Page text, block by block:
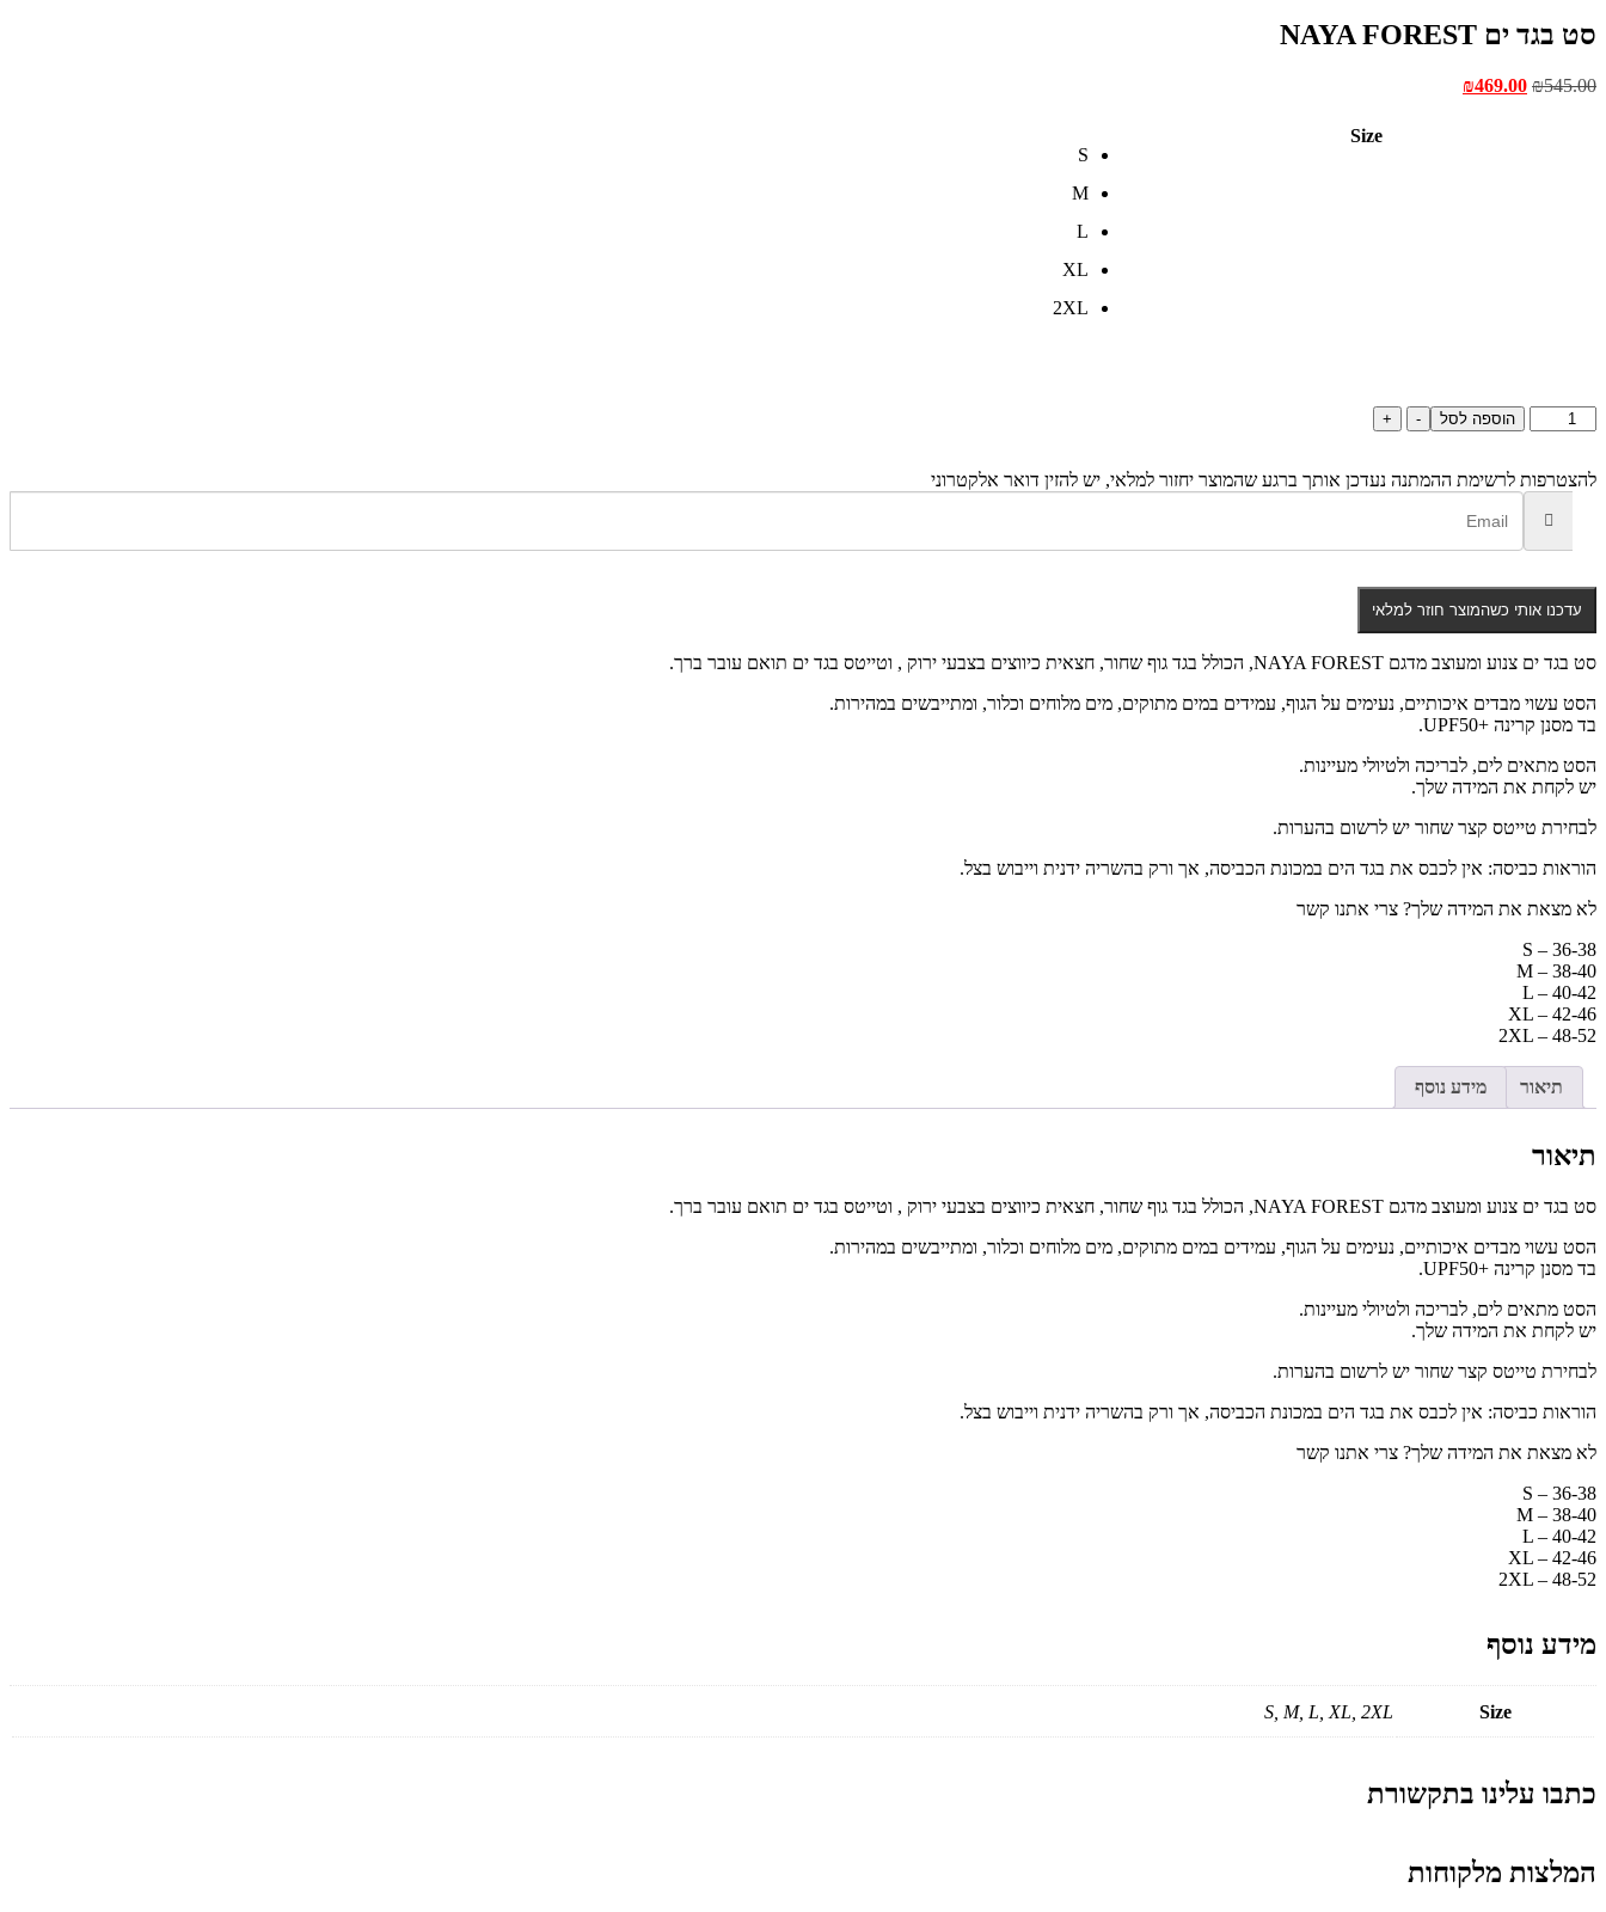
סט בגד ים NAYA FOREST
₪545.00
המחיר ₪469.00
Size
S
M
L
XL
2XL
-
כמות
של
בגד
NAYA
FOREST
+ הוספה לסל
להצטרפות לרשימת ההמתנה נעדכן אותך ברגע שהמוצר יחזור למלאי, יש להזין דואר אלקטרוני
עדכנו אותי כשהמוצר חוזר למלאי
סט בגד ים צנוע ומעוצב מדגם NAYA FOREST, הכולל בגד גוף שחור, חצאית כיווצים בצבעי ירוק , וטייטס בגד ים תואם עובר ברך.
הסט עשוי מבדים איכותיים, נעימים על הגוף, עמידים במים מתוקים, מים מלוחים וכלור, ומתייבשים במהירות.
בד מסנן קרינה +UPF50.
הסט מתאים לים, לבריכה ולטיולי מעיינות.
יש לקחת את המידה שלך.
לבחירת טייטס קצר שחור יש לרשום בהערות.
הוראות כביסה: אין לכבס את בגד הים במכונת הכביסה, אך ורק בהשריה ידנית וייבוש בצל.
לא מצאת את המידה שלך? צרי אתנו קשר
S – 36-38
M – 38-40
L – 40-42
XL – 42-46
2XL – 48-52
תיאור מידע נוסף
תיאור
סט בגד ים צנוע ומעוצב מדגם NAYA FOREST, הכולל בגד גוף שחור, חצאית כיווצים בצבעי ירוק , וטייטס בגד ים תואם עובר ברך.
הסט עשוי מבדים איכותיים, נעימים על הגוף, עמידים במים מתוקים, מים מלוחים וכלור, ומתייבשים במהירות.
בד מסנן קרינה +UPF50.
הסט מתאים לים, לבריכה ולטיולי מעיינות.
יש לקחת את המידה שלך.
לבחירת טייטס קצר שחור יש לרשום בהערות.
הוראות כביסה: אין לכבס את בגד הים במכונת הכביסה, אך ורק בהשריה ידנית וייבוש בצל.
לא מצאת את המידה שלך? צרי אתנו קשר
S – 36-38
M – 38-40
L – 40-42
XL – 42-46
2XL – 48-52
מידע נוסף
Size
S, M, L, XL, 2XL
כתבו עלינו בתקשורת
המלצות מלקוחות